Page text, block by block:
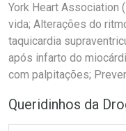
York Heart Association
vida; Alterações do
taquicardia
após infarto do
com palpitações;
Queridinhos da